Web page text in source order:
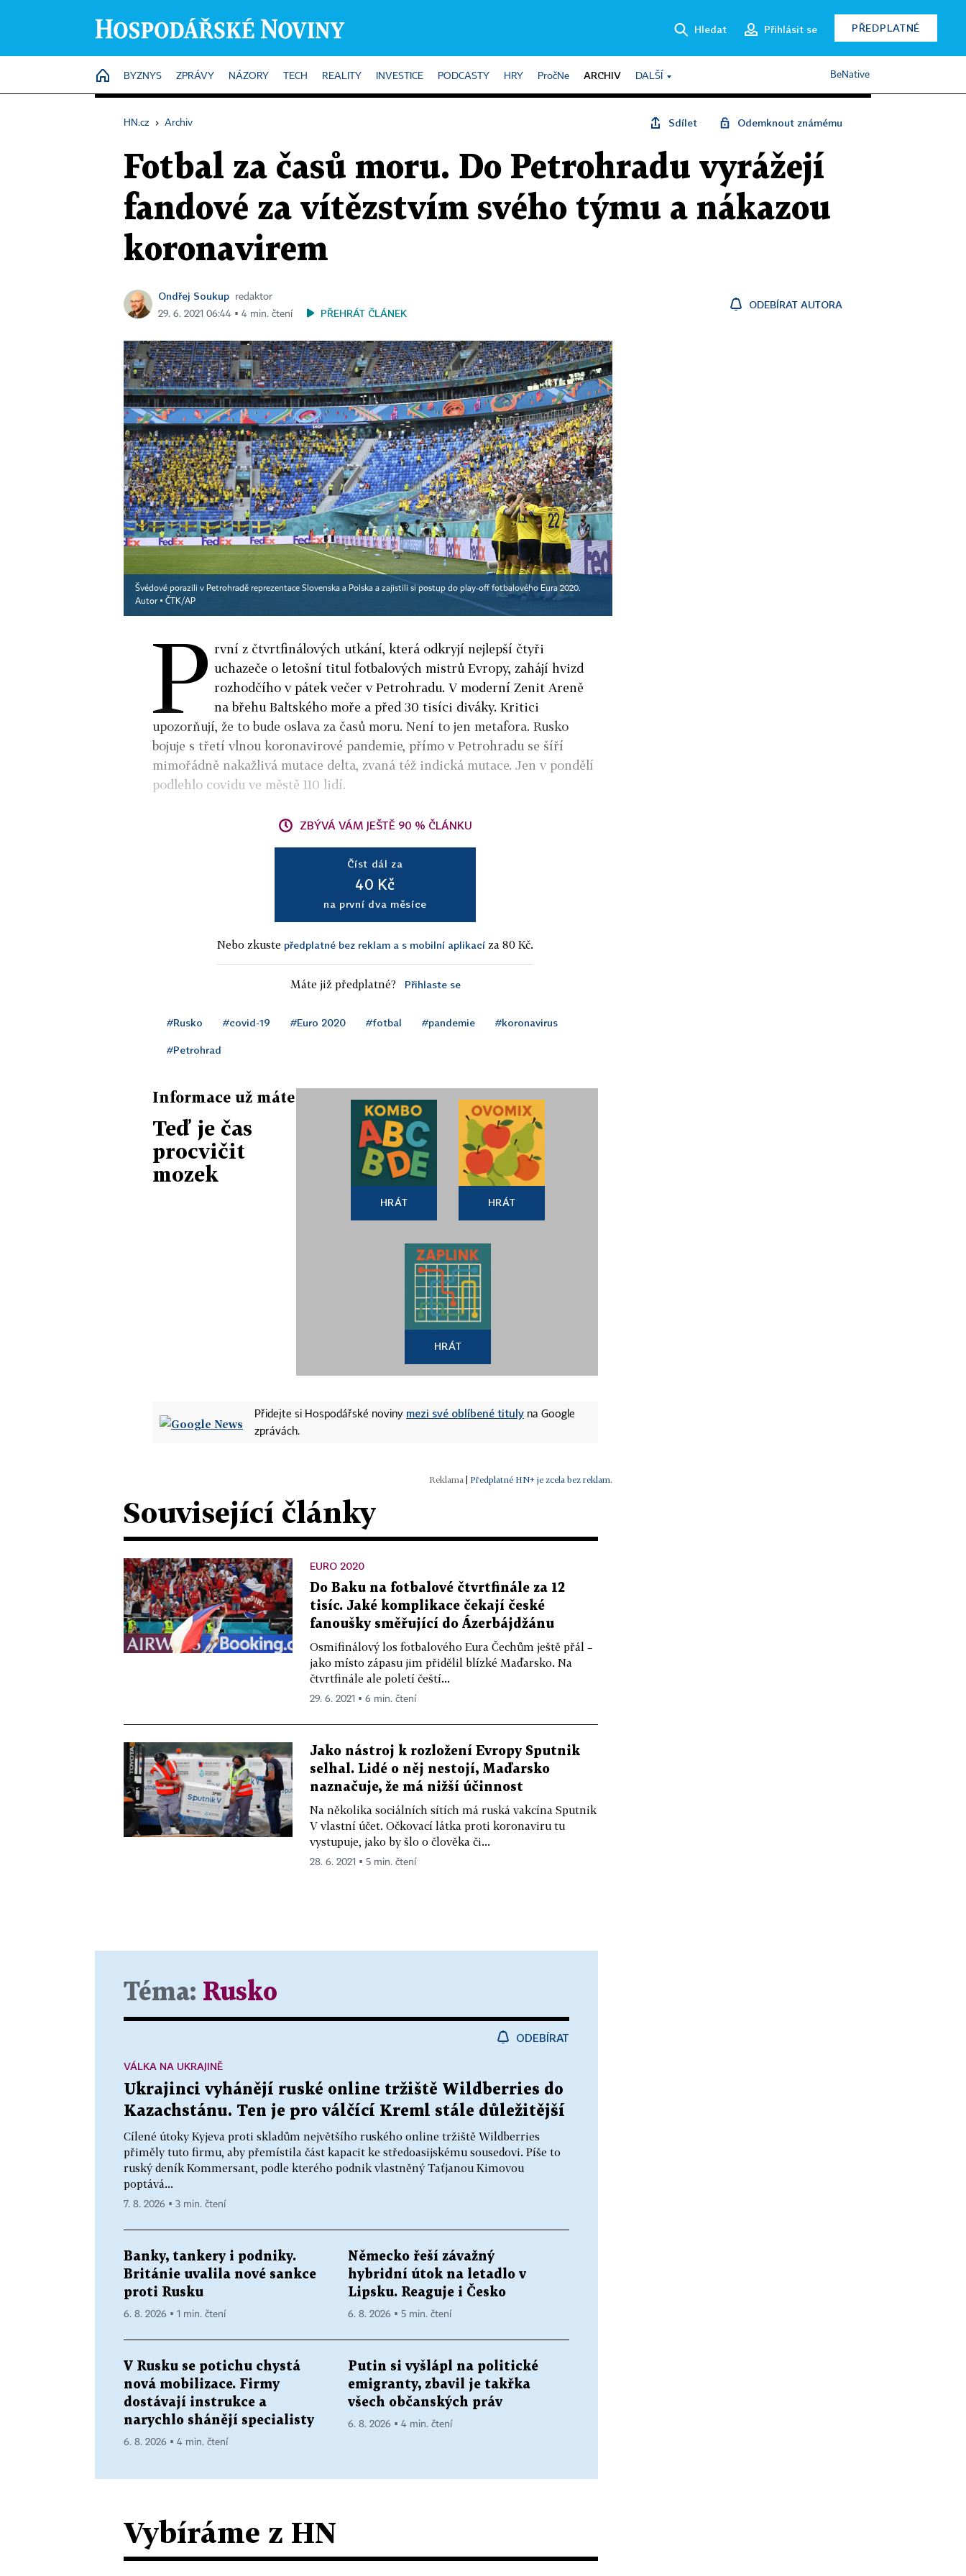
Hledat Přihlásit se PŘEDPLATNÉ
HOME
BYZNYS ZPRÁVY NÁZORY TECH REALITY INVESTICE PODCASTY HRY PročNe ARCHIV DALŠÍ BeNative
HN.cz › Archiv Sdílet Odemknout známému
Fotbal za časů moru. Do Petrohradu vyrážejí
fandové za vítězstvím svého týmu a nákazou
koronavirem
Ondřej Soukup
redaktor
29. 6. 2021 06:44 ▪ 4 min. čtení
PŘEHRÁT ČLÁNEK
ODEBÍRAT AUTORA
Švédové porazili v Petrohradě reprezentace Slovenska a Polska a zajistili si postup do play-off fotbalového Eura 2020.
Autor ▪ ČTK/AP
P rvní z čtvrtfinálových utkání, která odkryjí nejlepší čtyři
uchazeče o letošní titul fotbalových mistrů Evropy, zahájí hvizd
rozhodčího v pátek večer v Petrohradu. V moderní Zenit Areně
na břehu Baltského moře a před 30 tisíci diváky. Kritici
upozorňují, že to bude oslava za časů moru. Není to jen metafora. Rusko
bojuje s třetí vlnou koronavirové pandemie, přímo v Petrohradu se šíří
mimořádně nakažlivá mutace delta, zvaná též indická mutace. Jen v pondělí
podlehlo covidu ve městě 110 lidí.
ZBÝVÁ VÁM JEŠTĚ 90 % ČLÁNKU
Číst dál za
40 Kč
na první dva měsíce
Nebo zkuste předplatné bez reklam a s mobilní aplikací za 80 Kč.
Máte již předplatné? Přihlaste se
#Rusko #covid-19 #Euro 2020 #fotbal #pandemie #koronavirus
#Petrohrad
Informace už máte
Teď je čas
procvičit
mozek
HRÁT HRÁT
HRÁT
Přidejte si Hospodářské noviny mezi své oblíbené tituly na Google
zprávách.
| Předplatné HN+ je zcela bez reklam.
Související články
EURO 2020
Do Baku na fotbalové čtvrtfinále za 12
tisíc. Jaké komplikace čekají české
fanoušky směřující do Ázerbájdžánu
Osmifinálový los fotbalového Eura Čechům ještě přál –
jako místo zápasu jim přidělil blízké Maďarsko. Na
čtvrtfinále ale poletí čeští...
29. 6. 2021 ▪ 6 min. čtení
Jako nástroj k rozložení Evropy Sputnik
selhal. Lidé o něj nestojí, Maďarsko
naznačuje, že má nižší účinnost
Na několika sociálních sítích má ruská vakcína Sputnik
V vlastní účet. Očkovací látka proti koronaviru tu
vystupuje, jako by šlo o člověka či...
28. 6. 2021 ▪ 5 min. čtení
Téma: Rusko
ODEBÍRAT
Ukrajinci vyhánějí ruské online tržiště Wildberries do
Kazachstánu. Ten je pro válčící Kreml stále důležitější
Cílené útoky Kyjeva proti skladům největšího ruského online tržiště Wildberries
přiměly tuto firmu, aby přemístila část kapacit ke středoasijskému sousedovi. Píše to
ruský deník Kommersant, podle kterého podnik vlastněný Taťjanou Kimovou
poptává...
VÁLKA NA UKRAJINĚ
7. 8. 2026 ▪ 3 min. čtení
Banky, tankery i podniky.
Británie uvalila nové sankce
proti Rusku
6. 8. 2026 ▪ 1 min. čtení
Německo řeší závažný
hybridní útok na letadlo v
Lipsku. Reaguje i Česko
6. 8. 2026 ▪ 5 min. čtení
V Rusku se potichu chystá
nová mobilizace. Firmy
dostávají instrukce a
narychlo shánějí specialisty
6. 8. 2026 ▪ 4 min. čtení
Putin si vyšlápl na politické
emigranty, zbavil je takřka
všech občanských práv
6. 8. 2026 ▪ 4 min. čtení
Vybíráme z HN